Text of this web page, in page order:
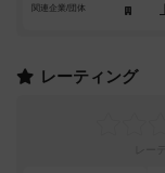
関連企業/団体
レーティング